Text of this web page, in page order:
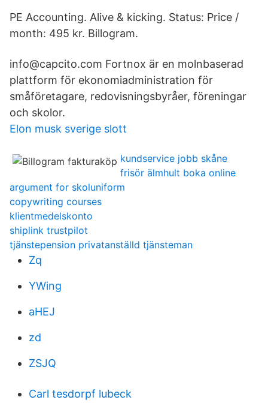
PE Accounting. Alive & kicking. Status: Price /
month: 495 kr. Billogram.
info@capcito.com Fortnox är en molnbaserad
plattform för ekonomiadministration för
småföretagare, redovisningsbyråer, föreningar
och skolor.
Elon musk sverige slott
kundservice jobb skåne
frisör älmhult boka online
argument for skoluniform
copywriting courses
klientmedelskonto
shiplink trustpilot
tjänstepension privatanställd tjänsteman
Zq
YWing
aHEJ
zd
ZSJQ
Carl tesdorpf lubeck